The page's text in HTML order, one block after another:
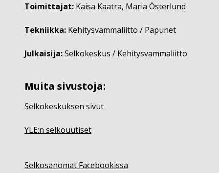
Toimittajat: Kaisa Kaatra, Maria Österlund
Tekniikka: Kehitysvammaliitto / Papunet
Julkaisija:Selkokeskus / Kehitysvammaliitto
Muita sivustoja:
Selkokeskuksen sivut
YLE:n selkouutiset
Selkosanomat Facebookissa